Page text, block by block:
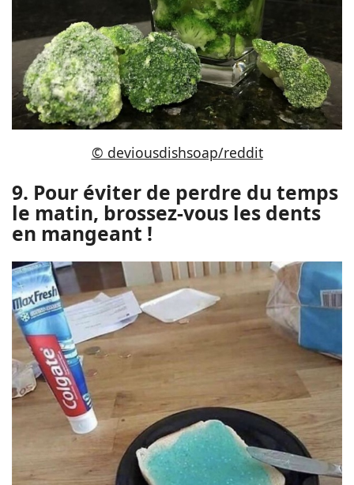
© deviousdishsoap/reddit
9. Pour éviter de perdre du temps
le matin, brossez-vous les dents
en mangeant !